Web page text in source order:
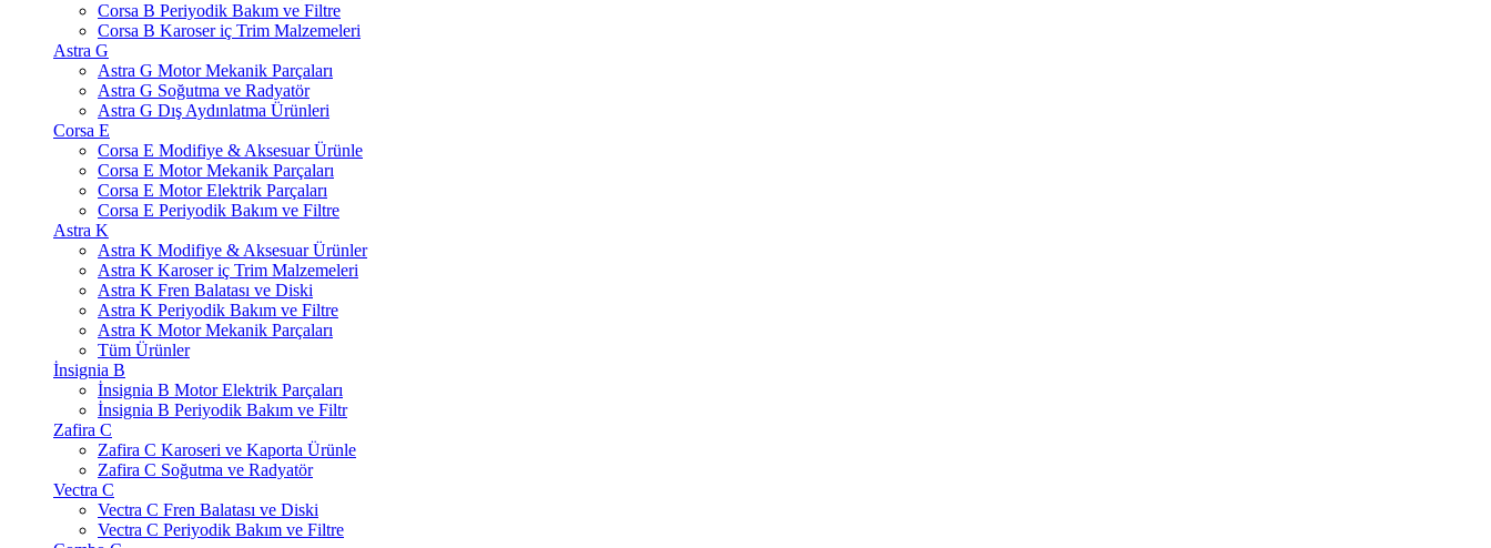
Corsa B Periyodik Bakım ve Filtre
Corsa B Karoser iç Trim Malzemeleri
Astra G
Astra G Motor Mekanik Parçaları
Astra G Soğutma ve Radyatör
Astra G Dış Aydınlatma Ürünleri
Corsa E
Corsa E Modifiye & Aksesuar Ürünle
Corsa E Motor Mekanik Parçaları
Corsa E Motor Elektrik Parçaları
Corsa E Periyodik Bakım ve Filtre
Astra K
Astra K Modifiye & Aksesuar Ürünler
Astra K Karoser iç Trim Malzemeleri
Astra K Fren Balatası ve Diski
Astra K Periyodik Bakım ve Filtre
Astra K Motor Mekanik Parçaları
Tüm Ürünler
İnsignia B
İnsignia B Motor Elektrik Parçaları
İnsignia B Periyodik Bakım ve Filtr
Zafira C
Zafira C Karoseri ve Kaporta Ürünle
Zafira C Soğutma ve Radyatör
Vectra C
Vectra C Fren Balatası ve Diski
Vectra C Periyodik Bakım ve Filtre